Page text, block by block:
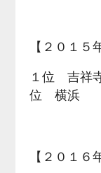
【２０１５
１位 吉
位 横浜
【２０１６